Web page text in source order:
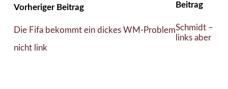
Vorheriger Beitrag
Die Fifa bekommt ein dickes WM-Problem
Beitrag
Schmidt –
links aber
nicht link